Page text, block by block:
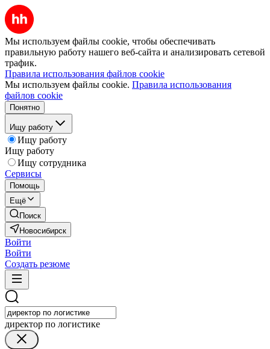
Мы используем файлы cookie, чтобы обеспечивать
правильную работу нашего веб-сайта и анализировать сетевой
трафик.
Правила использования файлов cookie
Мы используем файлы cookie. Правила использования
файлов cookie
Понятно
Ищу работу
Ищу работу
Ищу работу
Ищу сотрудника
Сервисы
Помощь
Ещё
Поиск
Новосибирск
Войти
Войти
Создать резюме
директор по логистике